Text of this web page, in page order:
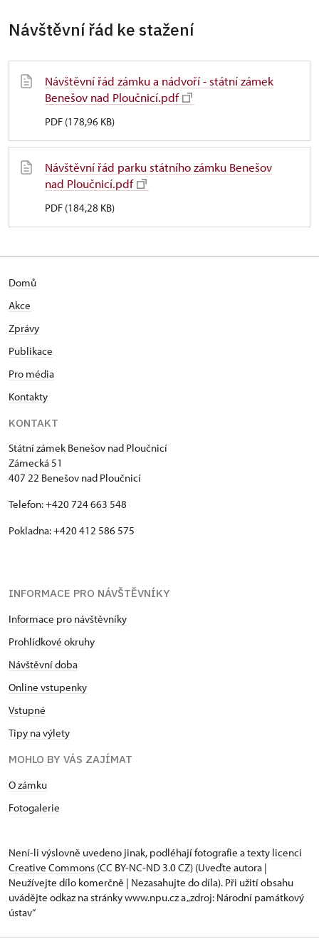
Návštěvní řád ke stažení
Návštěvní řád zámku a nádvoří - státní zámek
Benešov nad Ploučnicí.pdf
PDF (178,96 KB)
Návštěvní řád parku státního zámku Benešov
nad Ploučnicí.pdf
PDF (184,28 KB)
Domů
Akce
Zprávy
Publikace
Pro média
Kontakty
KONTAKT
Státní zámek Benešov nad Ploučnicí
Zámecká 51
407 22 Benešov nad Ploučnicí
Telefon: +420 724 663 548
Pokladna: +420 412 586 575
INFORMACE PRO NÁVŠTĚVNÍKY
Informace pro návštěvníky
Prohlídkové okruhy
Návštěvní doba
Online vstupenky
Vstupné
Tipy na výlety
MOHLO BY VÁS ZAJÍMAT
O zámku
Fotogalerie
Není-li výslovně uvedeno jinak, podléhají fotografie a texty licenci
Creative Commons (CC BY-NC-ND 3.0 CZ) (Uveďte autora |
Neužívejte dílo komerčně | Nezasahujte do díla). Při užití obsahu
uvádějte odkaz na stránky www.npu.cz a „zdroj: Národní památkový
ústav“